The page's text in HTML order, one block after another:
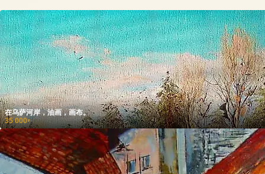
在乌萨河岸，油画，画布。
35 000₽